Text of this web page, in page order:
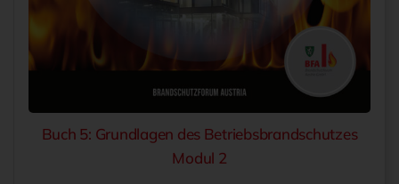
Buch 5: Grundlagen des Betriebsbrandschutzes
Modul 2